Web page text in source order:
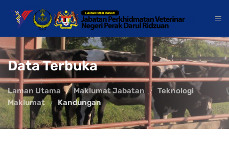
Data Terbuka
Laman Utama Maklumat Jabatan
Teknologi
Maklumat
Kandungan